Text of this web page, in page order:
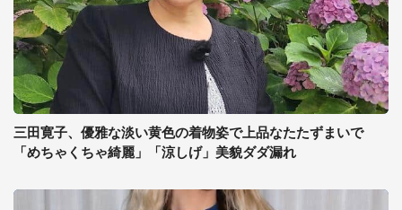
三田寛子、優雅な淡い黄色の着物姿で上品なたたずまいで
「めちゃくちゃ綺麗」「涼しげ」美貌ダダ漏れ